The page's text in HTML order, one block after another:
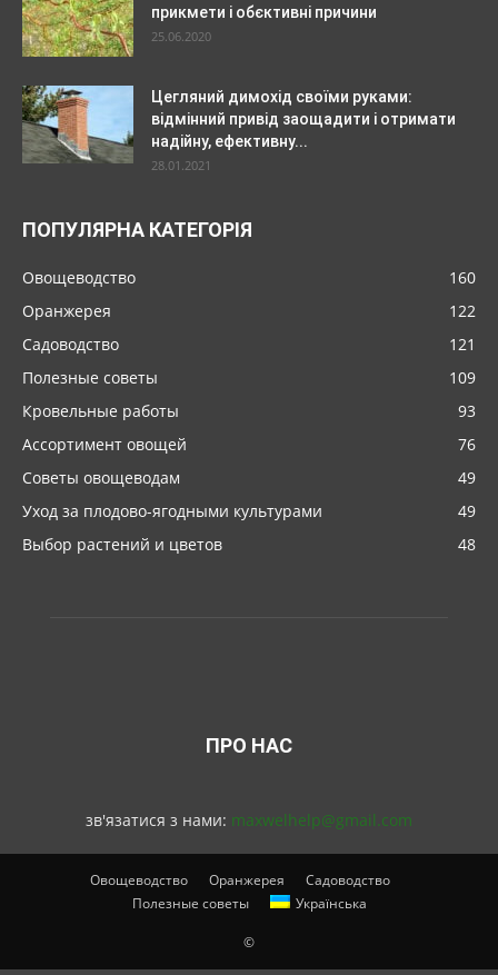
прикмети і обєктивні причини
25.06.2020
Цегляний димохід своїми руками:
відмінний привід заощадити і отримати
надійну, ефективну...
28.01.2021
ПОПУЛЯРНА КАТЕГОРІЯ
Овощеводство
160
Оранжерея
122
Садоводство
121
Полезные советы
109
Кровельные работы
93
Ассортимент овощей
76
Советы овощеводам
49
Уход за плодово-ягодными культурами
49
Выбор растений и цветов
48
ПРО НАС
зв'язатися з нами: maxwelhelp@gmail.com
Овощеводство Оранжерея
Садоводство
Полезные советы
Українська
©